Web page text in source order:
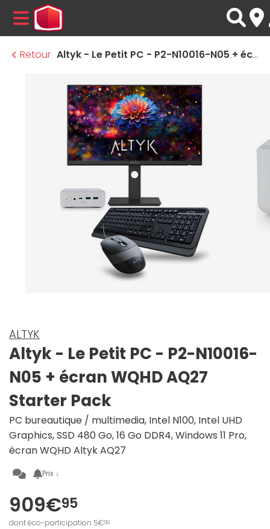
MENU
Retour
Altyk - Le Petit PC - P2-N10016-N05 + écran WQHD AQ27 Starter Pack
ALTYK
Altyk - Le Petit PC - P2-N10016-
N05 + écran WQHD AQ27
Starter Pack
PC bureautique / multimedia, Intel N100, Intel UHD
Graphics, SSD 480 Go, 16 Go DDR4, Windows 11 Pro,
écran WQHD Altyk AQ27
Prix ↓
909€95
dont éco-participation 5€09